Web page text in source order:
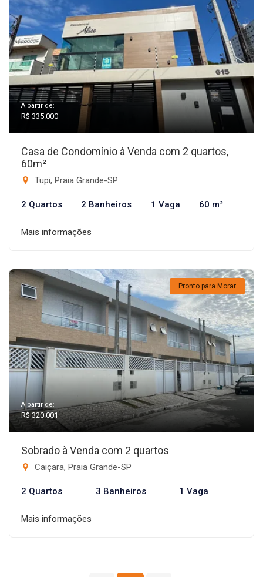
A partir de:
R$ 335.000
Casa de Condomínio à Venda com 2 quartos,
60m²
Tupi, Praia Grande-SP
2 Quartos 2 Banheiros 1 Vaga 60 m²
Mais informações
Pronto para Morar
A partir de:
R$ 320.001
Sobrado à Venda com 2 quartos
Caiçara, Praia Grande-SP
2 Quartos 3 Banheiros 1 Vaga
Mais informações